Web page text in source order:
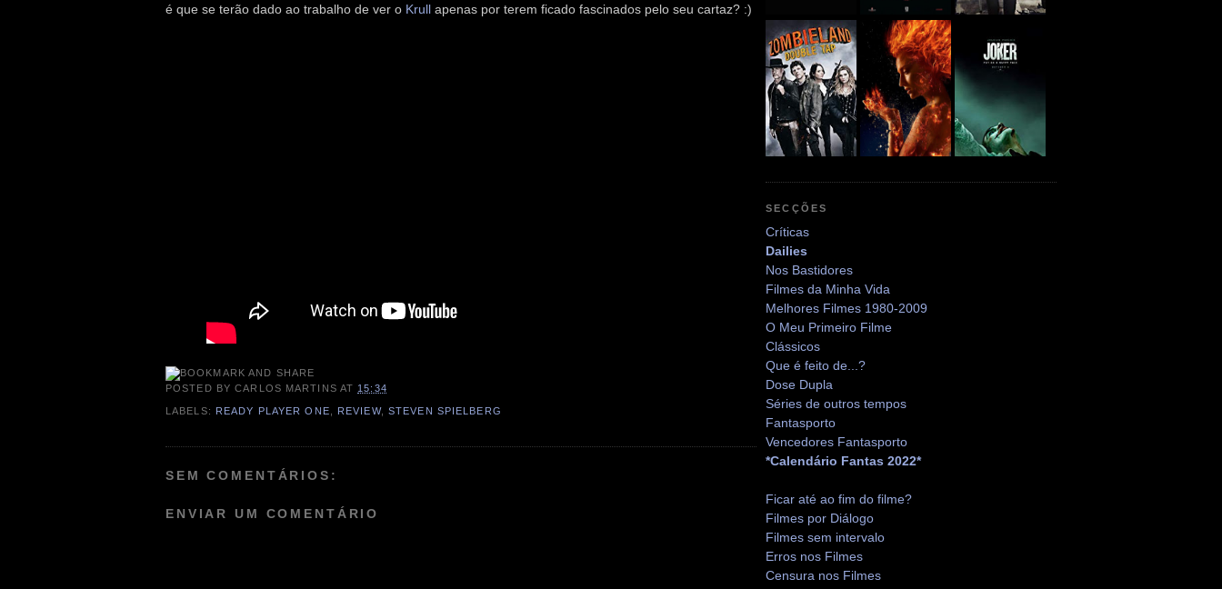
é que se terão dado ao trabalho de ver o Krull apenas por terem ficado fascinados pelo seu cartaz? :)
POSTED BYCARLOS MARTINS AT 15:34
LABELS: READY PLAYER ONE REVIEW, STEVEN SPIELBERG
SEM COMENTÁRIOS:
ENVIAR UM COMENTÁRIO
SECÇÕES
Críticas
Dailies
Nos Bastidores
Filmes da Minha Vida
Melhores Filmes 1980-2009
O Meu Primeiro Filme
Clássicos
Que é feito de...?
Dose Dupla
Séries de outros tempos
Fantasporto
Vencedores Fantasporto
*Calendário Fantas 2022*
Ficar até ao fim do filme?
Filmes por Diálogo
Filmes sem intervalo
Erros nos Filmes
Censura nos Filmes